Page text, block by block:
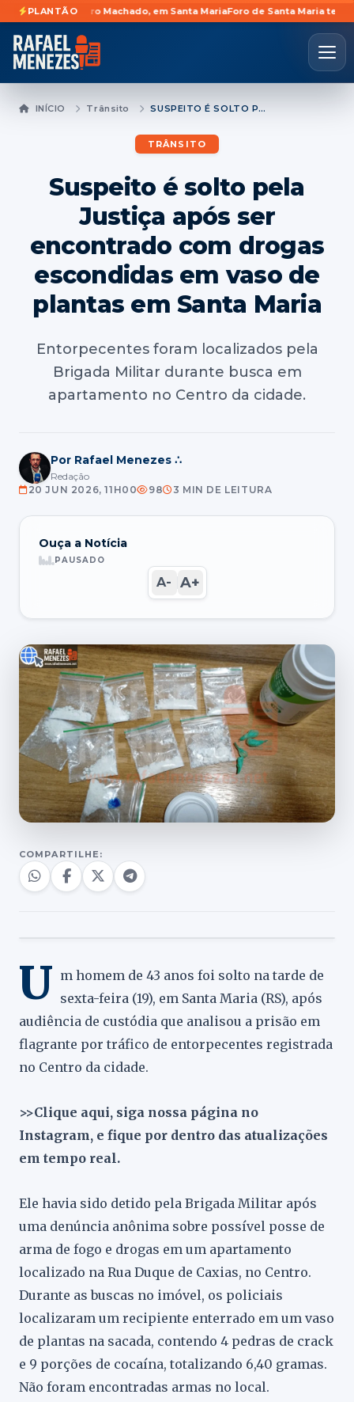
PLANTÃO
Machado, em Santa MariaForo de Santa Maria terá
INÍCIO Trânsito SUSPEITO É SOLTO PELA JUSTIÇA APÓS SER ENCONTRADO COM DROGAS ESCONDIDAS EM VASO DE PLANTAS EM SANTA MARIA
TRÂNSITO
Suspeito é solto pela
Justiça após ser
encontrado com drogas
escondidas em vaso de
plantas em Santa Maria
Entorpecentes foram localizados pela
Brigada Militar durante busca em
apartamento no Centro da cidade.
Por Rafael Menezes ∴
Redação
20 JUN 2026, 11H00
98 3 MIN DE LEITURA
Ouça a Notícia
PAUSADO
A- A+
COMPARTILHE:
U m homem de 43 anos foi solto na tarde de
sexta-feira (19), em Santa Maria (RS), após
audiência de custódia que analisou a prisão em
flagrante por tráfico de entorpecentes registrada
no Centro da cidade.
>>Clique aqui, siga nossa página no
Instagram, e fique por dentro das atualizações
em tempo real.
Ele havia sido detido pela Brigada Militar após
uma denúncia anônima sobre possível posse de
arma de fogo e drogas em um apartamento
localizado na Rua Duque de Caxias, no Centro.
Durante as buscas no imóvel, os policiais
localizaram um recipiente enterrado em um vaso
de plantas na sacada, contendo 4 pedras de crack
e 9 porções de cocaína, totalizando 6,40 gramas.
Não foram encontradas armas no local.